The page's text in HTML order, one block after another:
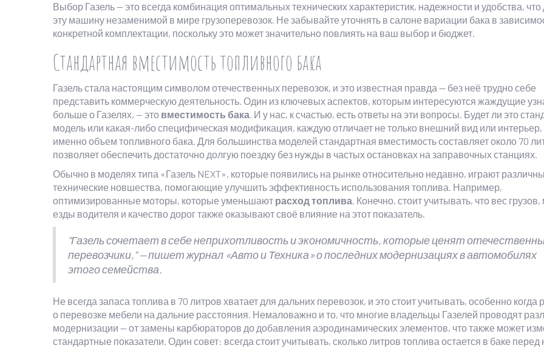
Выбор Газель — это всегда комбинация оптимальных технических характеристик, надежности и удобства, что
эту машину незаменимой в мире грузоперевозок. Не забывайте уточнять в салоне вариации бака в
конкретной комплектации, поскольку это может значительно повлиять на ваш выбор и бюджет.
Стандартная вместимость топливного бака
Газель стала настоящим символом отечественных перевозок, и это известная правда — без неё трудно себе
представить коммерческую деятельность. Один из ключевых аспектов, которым интересуются жаждущие
больше о Газелях, — это вместимость бака. И у нас, к счастью, есть ответы на эти вопросы. Будет ли это
модель или какая-либо специфическая модификация, каждую отличает не только внешний вид или интерьер,
именно объем топливного бака. Для большинства моделей стандартная вместимость составляет около 70
позволяет обеспечить достаточно долгую поездку без нужды в частых остановках на заправочных станциях.
Обычно в моделях типа «Газель NEXT», которые появились на рынке относительно недавно, играют
технические новшества, помогающие улучшить эффективность использования топлива. Например,
оптимизированные моторы, которые уменьшают расход топлива. Конечно, стоит учитывать, что вес
езды водителя и качество дорог также оказывают своё влияние на этот показатель.
"Газель сочетает в себе неприхотливость и экономичность, которые ценят
перевозчики," — пишет журнал «Авто и Техника» о последних модернизациях в автомобилях
этого семейства.
Не всегда запаса топлива в 70 литров хватает для дальних перевозок, и это стоит учитывать, особенно когда
о перевозке мебели на дальние расстояния. Немаловажно и то, что многие владельцы Газелей проводят
модернизации — от замены карбюраторов до добавления аэродинамических элементов, что также может
стандартные показатели. Один совет: всегда стоит учитывать, сколько литров топлива остается в баке